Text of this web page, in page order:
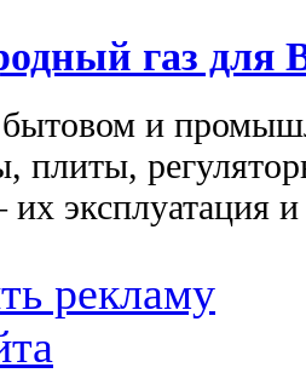
газ для
и
плиты,
эксплуатация
рекламу